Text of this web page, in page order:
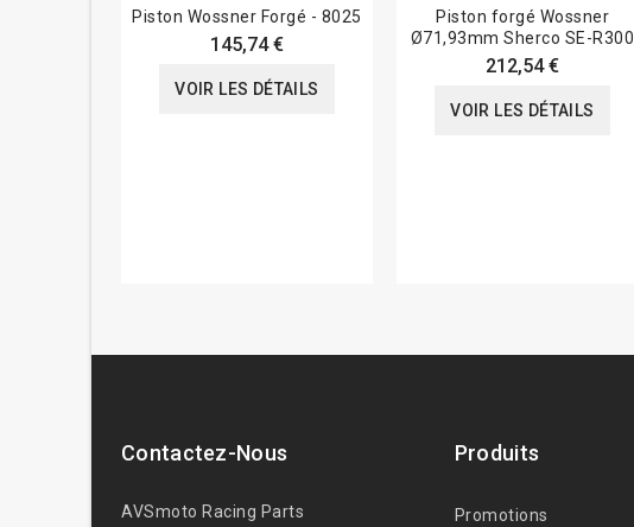
Piston Wossner Forgé - 8025
145,74 €
VOIR LES DÉTAILS
Piston forgé Wossner
Ø71,93mm Sherco SE-R300
212,54 €
VOIR LES DÉTAILS
Contactez-Nous
AVSmoto Racing Parts
Produits
Promotions